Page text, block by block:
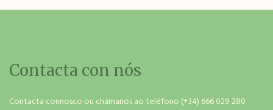
Contacta con nós
Contacta connosco ou chámanos ao teléfono (+34) 666 029 280